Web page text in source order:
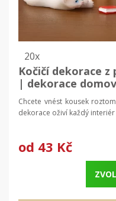
20x
Kočičí dekorace
| dekorace
Chcete vnést kousek
dekorace oživí každý interiér
od 43 Kč